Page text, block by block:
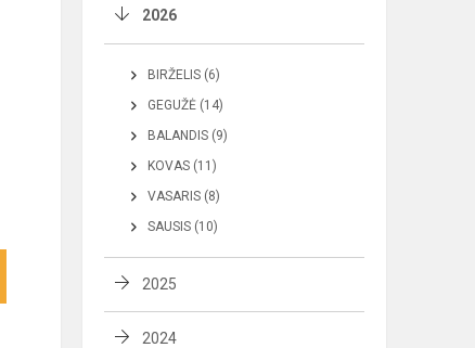
2026
BIRŽELIS (6)
GEGUŽĖ (14)
BALANDIS (9)
KOVAS (11)
VASARIS (8)
SAUSIS (10)
2025
2024